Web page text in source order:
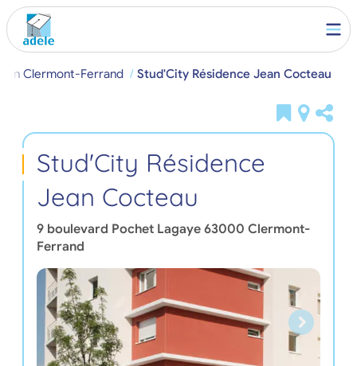
en Clermont-Ferrand Stud'City Résidence Jean Cocteau
Stud'City Résidence
Jean Cocteau
9 boulevard Pochet Lagaye 63000 Clermont-
Ferrand